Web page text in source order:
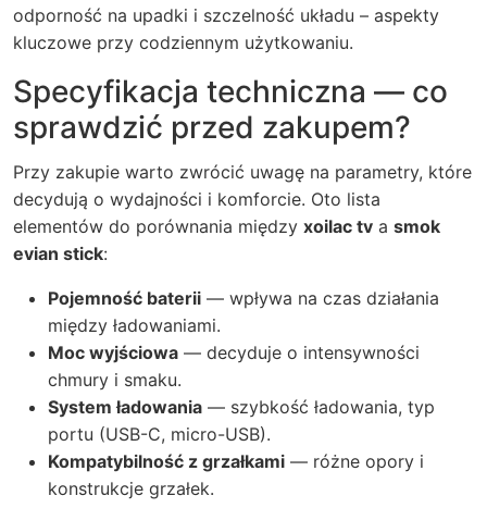
odporność na upadki i szczelność układu – aspekty
kluczowe przy codziennym użytkowaniu.
Specyfikacja techniczna — co
sprawdzić przed zakupem?
Przy zakupie warto zwrócić uwagę na parametry, które
decydują o wydajności i komforcie. Oto lista
elementów do porównania między xoilac tv a smok
evian stick:
Pojemność baterii — wpływa na czas działania
między ładowaniami.
Moc wyjściowa — decyduje o intensywności
chmury i smaku.
System ładowania — szybkość ładowania, typ
portu (USB-C, micro-USB).
Kompatybilność z grzałkami — różne opory i
konstrukcje grzałek.